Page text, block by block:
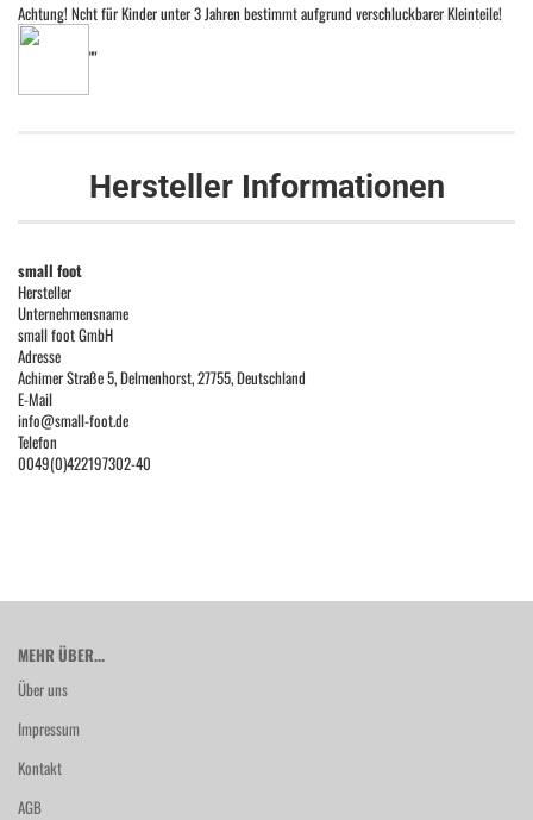
Achtung! Ncht für Kinder unter 3 Jahren bestimmt aufgrund verschluckbarer Kleinteile!
""
Hersteller Informationen
small foot
Hersteller
Unternehmensname
small foot GmbH
Adresse
Achimer Straße 5, Delmenhorst, 27755, Deutschland
E-Mail
info@small-foot.de
Telefon
0049(0)422197302-40
MEHR ÜBER...
Über uns
Impressum
Kontakt
AGB